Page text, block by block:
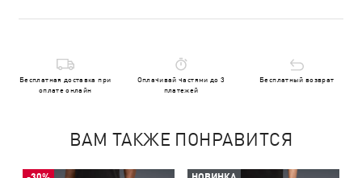
Бесплатная доставка при
оплате онлайн
Оплачивай частями до 3
платежей
Бесплатный возврат
ВАМ ТАКЖЕ ПОНРАВИТСЯ